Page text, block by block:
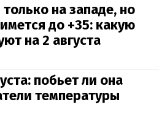
на западе, но
до +35: какую
на 2 августа
побьет ли она
температуры